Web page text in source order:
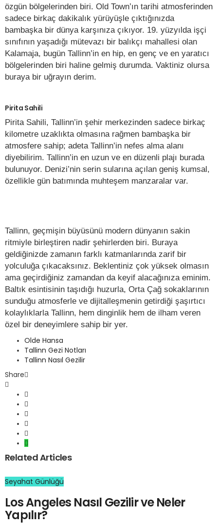
özgün bölgelerinden biri. Old Town’ın tarihi atmosferinden
sadece birkaç dakikalık yürüyüşle çıktığınızda
bambaşka bir dünya karşınıza çıkıyor. 19. yüzyılda işçi
sınıfının yaşadığı mütevazı bir balıkçı mahallesi olan
Kalamaja, bugün Tallinn’in en hip, en genç ve en yaratıcı
bölgelerinden biri haline gelmiş durumda. Vaktiniz olursa
buraya bir uğrayın derim.
Pirita Sahili
Pirita Sahili, Tallinn’in şehir merkezinden sadece birkaç
kilometre uzaklıkta olmasına rağmen bambaşka bir
atmosfere sahip; adeta Tallinn’in nefes alma alanı
diyebilirim. Tallinn’in en uzun ve en düzenli plajı burada
bulunuyor. Denizi’nin serin sularına açılan geniş kumsal,
özellikle gün batımında muhteşem manzaralar var.
Tallinn, geçmişin büyüsünü modern dünyanın sakin
ritmiyle birleştiren nadir şehirlerden biri. Buraya
geldiğinizde zamanın farklı katmanlarında zarif bir
yolculuğa çıkacaksınız. Beklentiniz çok yüksek olmasın
ama geçirdiğiniz zamandan da keyif alacağınıza eminim.
Baltık esintisinin taşıdığı huzurla, Orta Çağ sokaklarının
sunduğu atmosferle ve dijitalleşmenin getirdiği şaşırtıcı
kolaylıklarla Tallinn, hem dinginlik hem de ilham veren
özel bir deneyimlere sahip bir yer.
Olde Hansa
Tallinn Gezi Notları
Tallinn Nasıl Gezilir
Share
Related Articles
Seyahat Günlüğü
Los Angeles Nasıl Gezilir ve Neler
Yapılır?